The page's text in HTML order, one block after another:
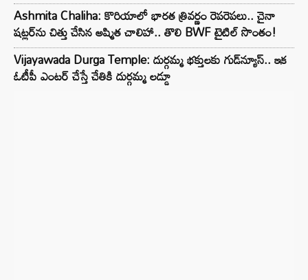
Ashmita Chaliha: కొరియాలో భారత త్రివర్ణం రెపరెపలు.. చైనా
షట్లర్‌ను చిత్తు చేసిన అష్మిత చాలిహా.. తొలి BWF టైటిల్ సొంతం!
Vijayawada Durga Temple: దుర్గమ్మ భక్తులకు గుడ్‌న్యూస్.. ఇక
ఓటీపీ ఎంటర్ చేస్తే చేతికి దుర్గమ్మ లడ్డూ